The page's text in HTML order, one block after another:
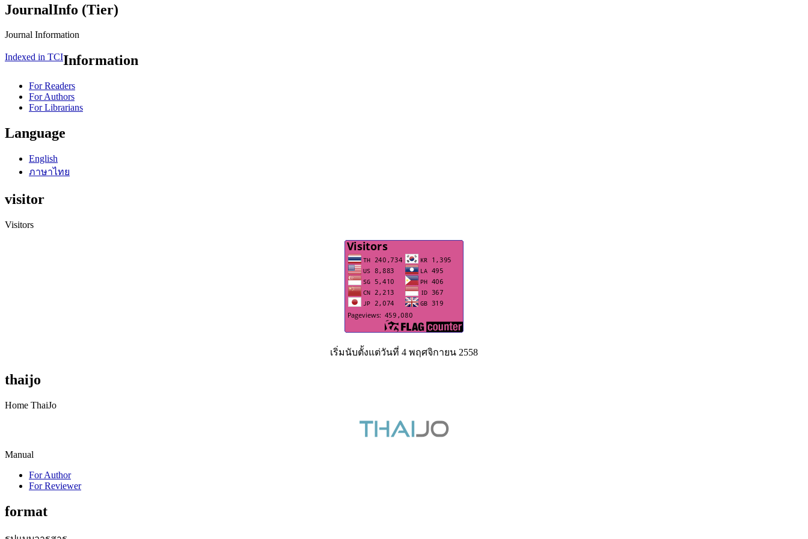
JournalInfo (Tier)
Journal Information
Indexed in TCIInformation
For Readers
For Authors
For Librarians
Language
English
ภาษาไทย
visitor
Visitors
เริ่มนับตั้งแต่วันที่ 4 พฤศจิกายน 2558
thaijo
Home ThaiJo
Manual
For Author
For Reviewer
format